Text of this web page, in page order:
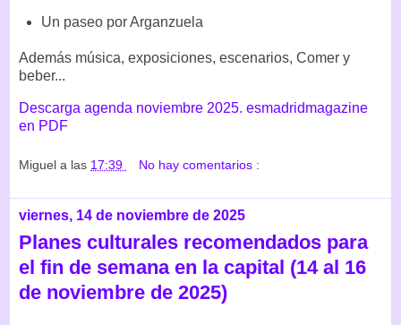
Un paseo por Arganzuela
Además música, exposiciones, escenarios, Comer y
beber...
Descarga agenda noviembre 2025. esmadridmagazine
en PDF
Miguel a las 17:39 No hay comentarios :
viernes, 14 de noviembre de 2025
Planes culturales recomendados para
el fin de semana en la capital (14 al 16
de noviembre de 2025)